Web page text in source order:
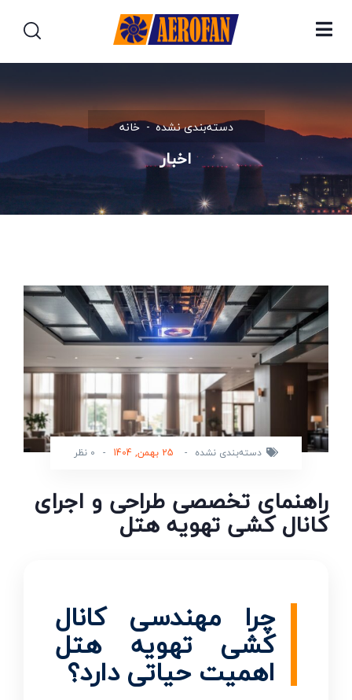
خانه دسته‌بندی نشده
اخبار
دسته‌بندی نشده - 25 بهمن, 1404 - 0 نظر
راهنمای تخصصی طراحی و اجرای
کانال کشی تهویه هتل
چرا مهندسی کانال
کشی تهویه هتل
اهمیت حیاتی دارد؟